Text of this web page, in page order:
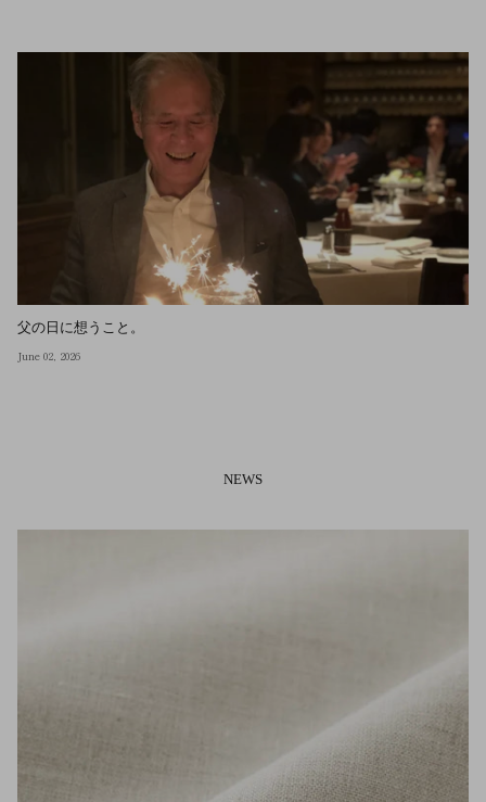
父の日に想うこと。
June 02, 2026
NEWS